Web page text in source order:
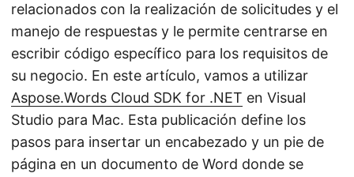
relacionados con la realización de solicitudes y el
manejo de respuestas y le permite centrarse en
escribir código específico para los requisitos de
su negocio. En este artículo, vamos a utilizar
Aspose.Words Cloud SDK for .NET en Visual
Studio para Mac. Esta publicación define los
pasos para insertar un encabezado y un pie de
página en un documento de Word donde se